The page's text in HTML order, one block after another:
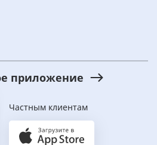
приложение
Частным клиентам